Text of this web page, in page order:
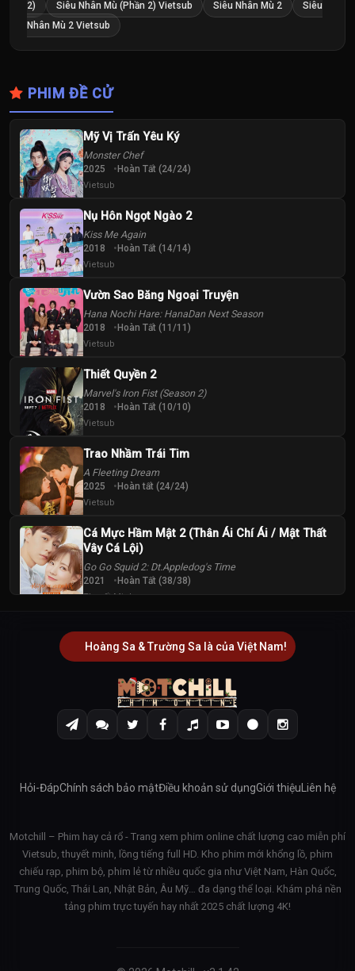
2)
Siêu Nhân Mù (Phần 2) Vietsub Siêu Nhân Mù 2
Siêu
Nhân Mù 2 Vietsub
PHIM ĐỀ CỬ
Mỹ Vị Trấn Yêu Ký
Monster Chef
2025 Hoàn Tất (24/24)
Vietsub
Nụ Hôn Ngọt Ngào 2
Kiss Me Again
2018 Hoàn Tất (14/14)
Vietsub
Vườn Sao Băng Ngoại Truyện
Hana Nochi Hare: HanaDan Next Season
2018 Hoàn Tất (11/11)
Vietsub
Thiết Quyền 2
Marvel's Iron Fist (Season 2)
2018 Hoàn Tất (10/10)
Vietsub
Trao Nhầm Trái Tim
A Fleeting Dream
2025 Hoàn tất (24/24)
Vietsub
Cá Mực Hầm Mật 2 (Thân Ái Chí Ái / Mật Thất
Vây Cá Lội)
Go Go Squid 2: Dt.Appledog's Time
2021 Hoàn Tất (38/38)
Thuyết Minh
Hoàng Sa & Trường Sa là của Việt Nam!
Hỏi-ĐápChính sách bảo mậtĐiều khoản sử dụngGiới thiệu Liên hệ
Motchill – Phim hay cả rổ - Trang xem phim online chất lượng cao miễn phí
Vietsub, thuyết minh, lồng tiếng full HD. Kho phim mới khổng lồ, phim
chiếu rạp, phim bộ, phim lẻ từ nhiều quốc gia như Việt Nam, Hàn Quốc,
Trung Quốc, Thái Lan, Nhật Bản, Âu Mỹ… đa dạng thể loại. Khám phá nền
tảng phim trực tuyến hay nhất 2025 chất lượng 4K!